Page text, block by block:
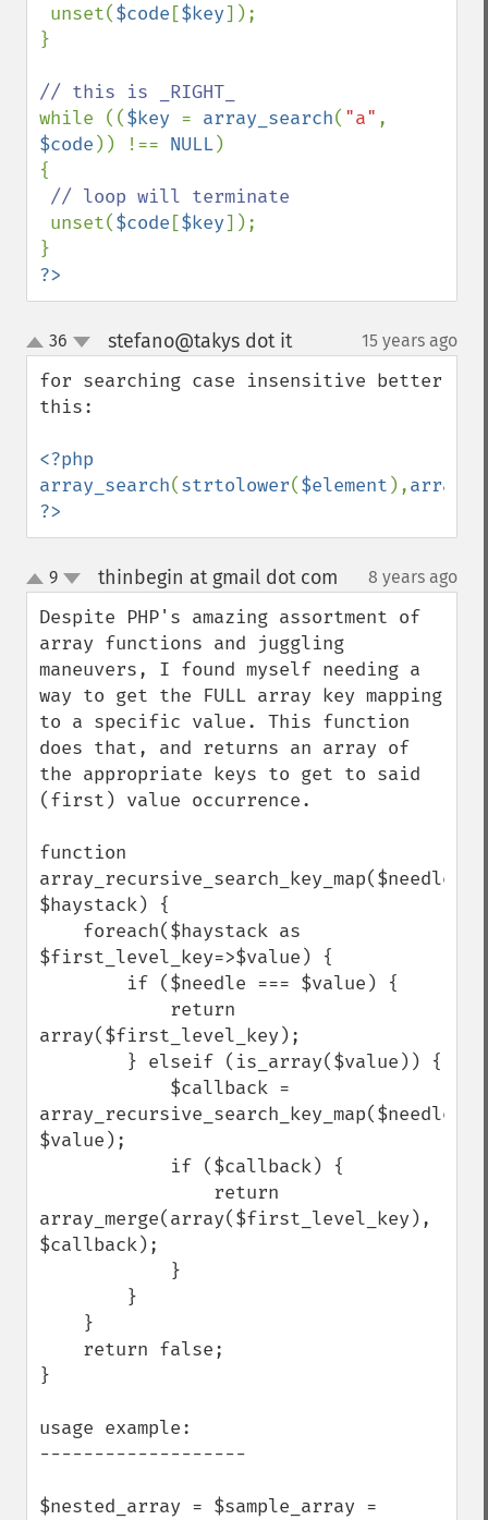
unset($code [$key]);
}
while (($key = array_search( "a"
$code )) !== NULL)
{
// loop will terminate
unset($code [$key]);
?>
up
down
36 stefano@takys dot it¶ 15 years ago
for searching case insensitive better
this:
<?php
array_search(strtolower($element ),
?>
up
down
9 thinbegin at gmail dot com 8 years ago
Despite PHP's amazing assortment of
array functions and juggling
maneuvers, I found myself needing a
way to get the FULL array key mapping
to a specific value. This function
does that, and returns an array of
the appropriate keys to get to said
(first) value occurrence.
function
array_recursive_search_key_map($needle,
$haystack) {
$first_level_key=>$value) {
array($first_level_key);
array_recursive_search_key_map($needle,
$value);
array_merge(array($first_level_key),
$callback);
}
usage example:
-------------------
$nested_array = $sample_array =